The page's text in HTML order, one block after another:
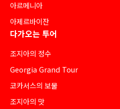
아르메니아
아제르바이잔
다가오는 투어
조지아의 정수
Georgia Grand Tour
코카서스의 보물
조지아의 맛